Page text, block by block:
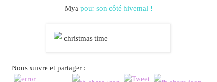
Mya pour son côté hivernal !
Nous suivre et partager :